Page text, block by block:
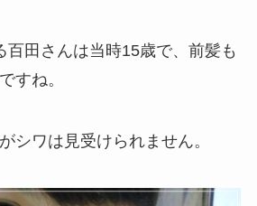
百田さんは当時15歳で、前髪も
すね。
シワは見受けられません。